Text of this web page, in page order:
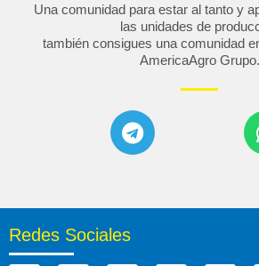
Una comunidad para estar al tanto y
las unidades de
también consigues una comunidad
AmericaAgro Grupo.
Redes Sociales